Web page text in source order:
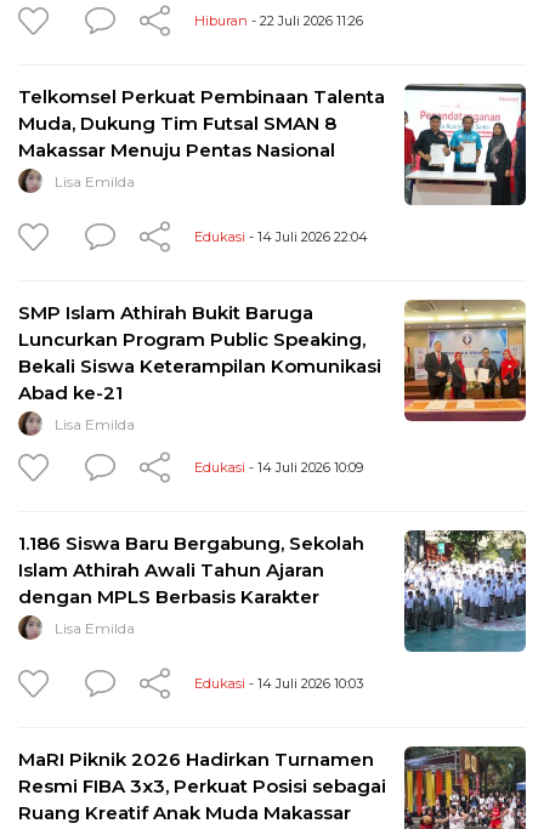
Hiburan - 22 Juli 2026 11:26
Telkomsel Perkuat Pembinaan Talenta
Muda, Dukung Tim Futsal SMAN 8
Makassar Menuju Pentas Nasional
Lisa Emilda
Edukasi - 14 Juli 2026 22:04
SMP Islam Athirah Bukit Baruga
Luncurkan Program Public Speaking,
Bekali Siswa Keterampilan Komunikasi
Abad ke-21
Lisa Emilda
Edukasi - 14 Juli 2026 10:09
1.186 Siswa Baru Bergabung, Sekolah
Islam Athirah Awali Tahun Ajaran
dengan MPLS Berbasis Karakter
Lisa Emilda
Edukasi - 14 Juli 2026 10:03
MaRI Piknik 2026 Hadirkan Turnamen
Resmi FIBA 3x3, Perkuat Posisi sebagai
Ruang Kreatif Anak Muda Makassar